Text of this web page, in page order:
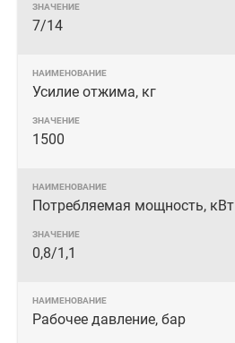
7/14
Усилие отжима, кг
1500
Потребляемая мощность, кВт
0,8/1,1
Рабочее давление, бар